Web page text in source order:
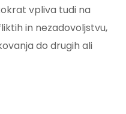
vpliva tudi na
in nezadovoljstvu,
do drugih ali